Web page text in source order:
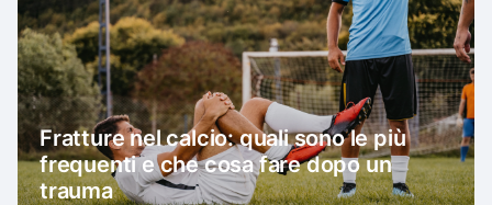
Fratture nel calcio: quali sono le più
frequenti e che cosa fare dopo un
trauma